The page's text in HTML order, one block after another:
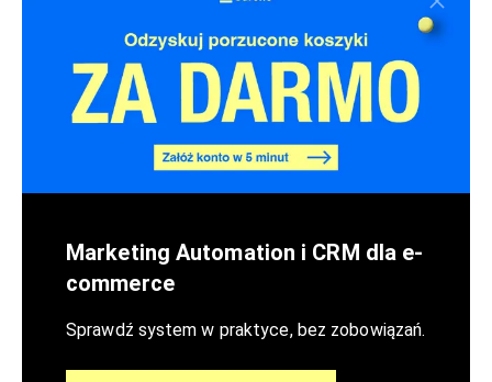
Marketing Automation i CRM dla e-
commerce
Sprawdź system w praktyce, bez zobowiązań.